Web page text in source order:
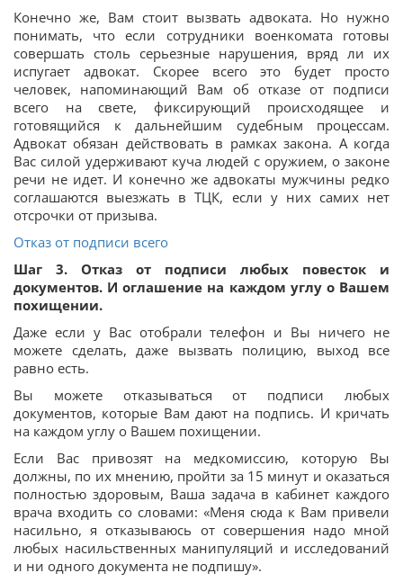
Конечно же, Вам стоит вызвать адвоката. Но нужно
понимать, что если сотрудники военкомата готовы
совершать столь серьезные нарушения, вряд ли их
испугает адвокат. Скорее всего это будет просто
человек, напоминающий Вам об отказе от подписи
всего на свете, фиксирующий происходящее и
готовящийся к дальнейшим судебным процессам.
Адвокат обязан действовать в рамках закона. А когда
Вас силой удерживают куча людей с оружием, о законе
речи не идет. И конечно же адвокаты мужчины редко
соглашаются выезжать в ТЦК, если у них самих нет
отсрочки от призыва.
Отказ от подписи всего
Шаг 3. Отказ от подписи любых повесток и
документов. И оглашение на каждом углу о Вашем
похищении.
Даже если у Вас отобрали телефон и Вы ничего не
можете сделать, даже вызвать полицию, выход все
равно есть.
Вы можете отказываться от подписи любых
документов, которые Вам дают на подпись. И кричать
на каждом углу о Вашем похищении.
Если Вас привозят на медкомиссию, которую Вы
должны, по их мнению, пройти за 15 минут и оказаться
полностью здоровым, Ваша задача в кабинет каждого
врача входить со словами: «Меня сюда к Вам привели
насильно, я отказываюсь от совершения надо мной
любых насильственных манипуляций и исследований
и ни одного документа не подпишу».